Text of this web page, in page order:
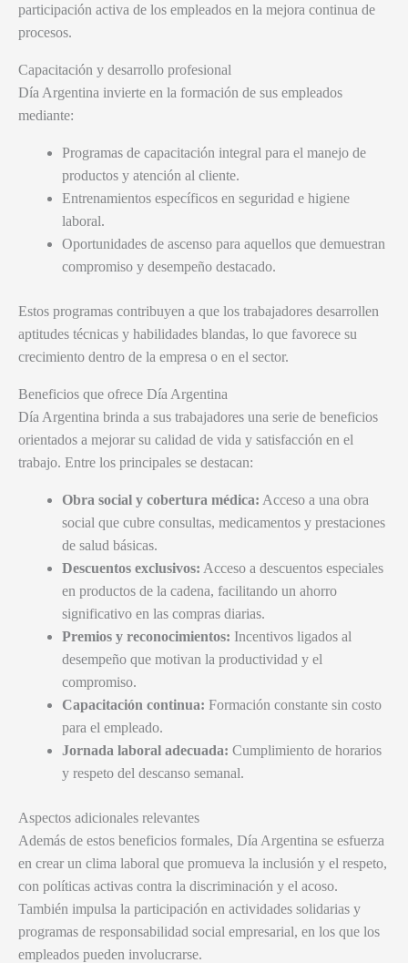
participación activa de los empleados en la mejora continua de
procesos.
Capacitación y desarrollo profesional
Día Argentina invierte en la formación de sus empleados
mediante:
Programas de capacitación integral para el manejo de
productos y atención al cliente.
Entrenamientos específicos en seguridad e higiene
laboral.
Oportunidades de ascenso para aquellos que demuestran
compromiso y desempeño destacado.
Estos programas contribuyen a que los trabajadores desarrollen
aptitudes técnicas y habilidades blandas, lo que favorece su
crecimiento dentro de la empresa o en el sector.
Beneficios que ofrece Día Argentina
Día Argentina brinda a sus trabajadores una serie de beneficios
orientados a mejorar su calidad de vida y satisfacción en el
trabajo. Entre los principales se destacan:
Obra social y cobertura médica: Acceso a una obra
social que cubre consultas, medicamentos y prestaciones
de salud básicas.
Descuentos exclusivos: Acceso a descuentos especiales
en productos de la cadena, facilitando un ahorro
significativo en las compras diarias.
Premios y reconocimientos: Incentivos ligados al
desempeño que motivan la productividad y el
compromiso.
Capacitación continua: Formación constante sin costo
para el empleado.
Jornada laboral adecuada: Cumplimiento de horarios
y respeto del descanso semanal.
Aspectos adicionales relevantes
Además de estos beneficios formales, Día Argentina se esfuerza
en crear un clima laboral que promueva la inclusión y el respeto,
con políticas activas contra la discriminación y el acoso.
También impulsa la participación en actividades solidarias y
programas de responsabilidad social empresarial, en los que los
empleados pueden involucrarse.